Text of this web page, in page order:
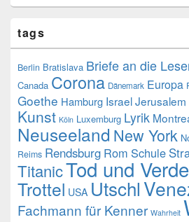
tags
Berlin Bratislava Briefe an die
Canada Corona Dänemark Europa
Goethe Hamburg IsraelJerusalem
Kunst Köln Luxemburg Lyrik
Neuseeland New York
Reims Rendsburg Rom Schule
TitanicTod und
Trottel USA Utschl
Fachmann für Kenner Wahrheit